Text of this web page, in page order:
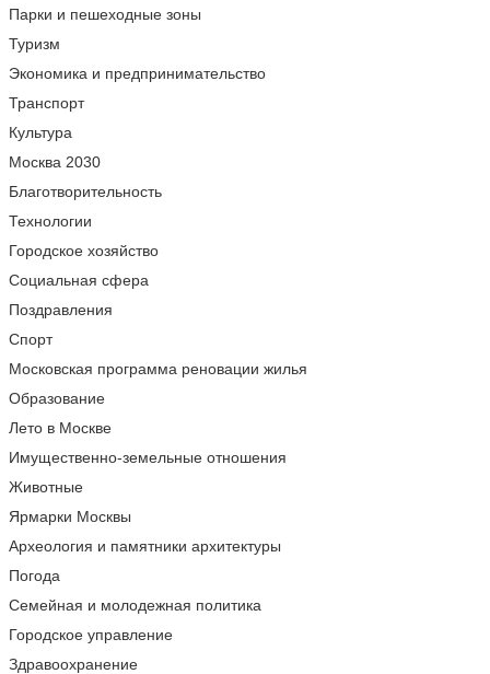
Парки и пешеходные зоны
Туризм
Экономика и предпринимательство
Транспорт
Культура
Москва 2030
Благотворительность
Технологии
Городское хозяйство
Социальная сфера
Поздравления
Спорт
Московская программа реновации жилья
Образование
Лето в Москве
Имущественно-земельные отношения
Животные
Ярмарки Москвы
Археология и памятники архитектуры
Погода
Семейная и молодежная политика
Городское управление
Здравоохранение